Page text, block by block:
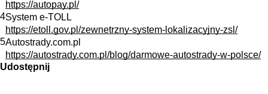
https://autopay.pl/
4System e-TOLL
https://etoll.gov.pl/zewnetrzny-system-lokalizacyjny-zsl/
5Autostrady.com.pl
https://autostrady.com.pl/blog/darmowe-autostrady-w-polsce/
Udostępnij